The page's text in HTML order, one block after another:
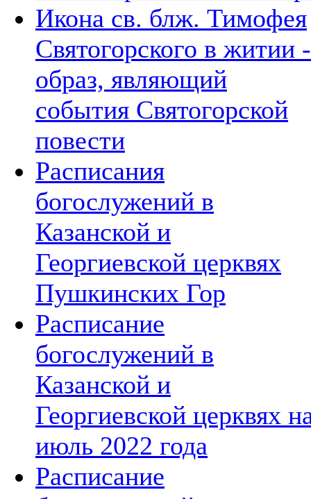
Икона св. блж. Тимофея
Святогорского в житии
образ, являющий
события Святогорской
повести
Расписания
богослужений в
Казанской и
Георгиевской церквях
Пушкинских Гор
Расписание
богослужений в
Казанской и
Георгиевской церквях
июль 2022 года
Расписание